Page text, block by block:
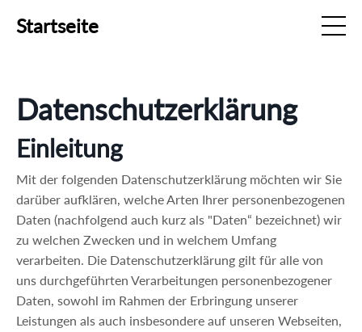
Startseite
Datenschutzerklärung
Einleitung
Mit der folgenden Datenschutzerklärung möchten wir Sie
darüber aufklären, welche Arten Ihrer personenbezogenen
Daten (nachfolgend auch kurz als "Daten“ bezeichnet) wir
zu welchen Zwecken und in welchem Umfang
verarbeiten. Die Datenschutzerklärung gilt für alle von
uns durchgeführten Verarbeitungen personenbezogener
Daten, sowohl im Rahmen der Erbringung unserer
Leistungen als auch insbesondere auf unseren Webseiten,